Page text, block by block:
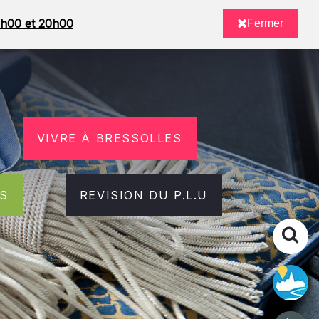
et 20h00 Fermer
VIVRE À BRESSOLLES
REVISION DU P.L.U